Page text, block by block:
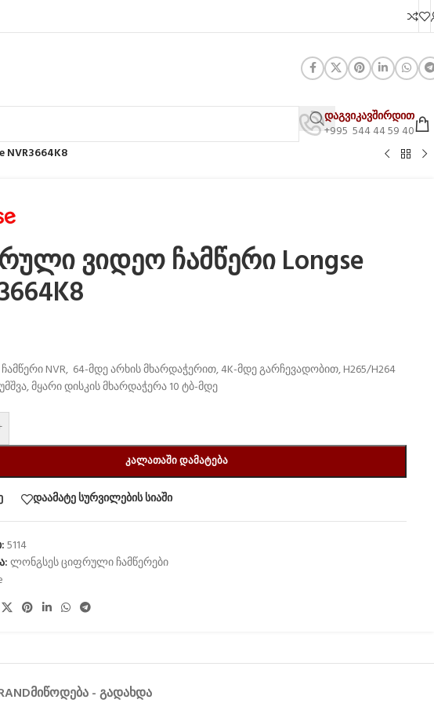
დაგვიკავშირდით
+995 544 44 59 40
ვიდეო ჩამწერი Longse
NVR, 64-მდე არხის მხარდაჭერით, 4K-მდე გარჩევადობით, H265/H264
მყარი დისკის მხარდაჭერა 10 ტბ-მდე
ᲙᲐᲚᲐᲗᲐᲨᲘ ᲓᲐᲛᲐᲢᲔᲑᲐ
დაამატე სურვილების სიაში
5114
ლონგსეს ციფრული ჩამწერები
ᲛᲘᲬᲝᲓᲔᲑᲐ - ᲒᲐᲓᲐᲮᲓᲐ